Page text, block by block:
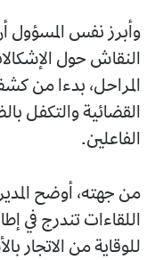
وأبرز نفس المسؤول
النقاش حول
المراحل، بدءا من كشف
القضائية والتكفل
الفاعلين.
من جهته، أوضح
اللقاءات تندرج في
للوقاية من الاتجار